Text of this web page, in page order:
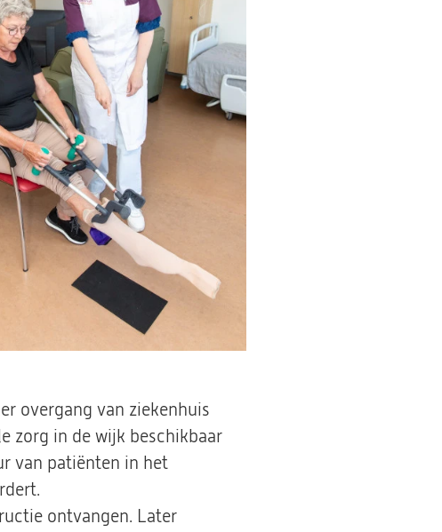
overgang van ziekenhuis
zorg in de wijk beschikbaar
van patiënten in het
ontvangen. Later